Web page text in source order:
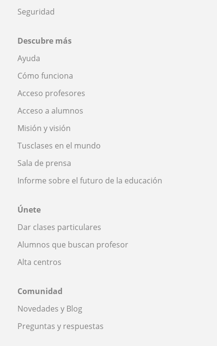
Seguridad
Descubre más
Ayuda
Cómo funciona
Acceso profesores
Acceso a alumnos
Misión y visión
Tusclases en el mundo
Sala de prensa
Informe sobre el futuro de la educación
Únete
Dar clases particulares
Alumnos que buscan profesor
Alta centros
Comunidad
Novedades y Blog
Preguntas y respuestas